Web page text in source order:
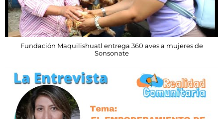
Fundación Maquilishuatl entrega 360 aves a mujeres de
Sonsonate